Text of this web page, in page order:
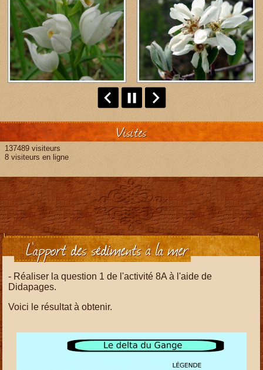
Visites
137489 visiteurs
8 visiteurs en ligne
L'apport des sédiments à la mer
- Réaliser la question 1 de l'activité 8A à l'aide de
Didapages.
Voici le résultat à obtenir.